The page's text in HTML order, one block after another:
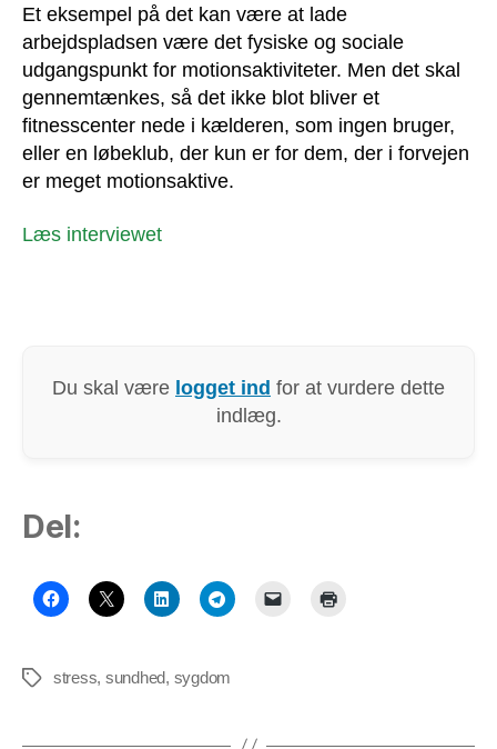
Et eksempel på det kan være at lade
arbejdspladsen være det fysiske og sociale
udgangspunkt for motionsaktiviteter. Men det skal
gennemtænkes, så det ikke blot bliver et
fitnesscenter nede i kælderen, som ingen bruger,
eller en løbeklub, der kun er for dem, der i forvejen
er meget motionsaktive.
Læs interviewet
Du skal være logget ind for at vurdere dette
indlæg.
Del:
Tagsstress, sundhed, sygdom